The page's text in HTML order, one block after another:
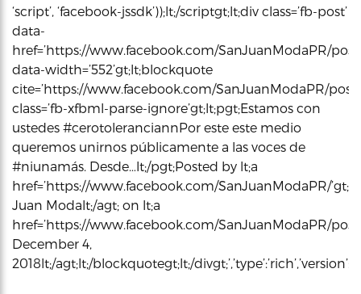
‘script’, ‘facebook-jssdk’));lt;/scriptgt;lt;div class=’fb-post’
data-
href=’https://www.facebook.com/SanJuanModaPR/
data-width=’552’gt;lt;blockquote
cite=’https://www.facebook.com/SanJuanModaPR/
class=’fb-xfbml-parse-ignore’gt;lt;pgt;Estamos con
ustedes #cerotoleranciannPor este este medio
queremos unirnos públicamente a las voces de
#niunamás. Desde…lt;/pgt;Posted by lt;a
href=’https://www.facebook.com/SanJuanModaPR/
Juan Modalt;/agt; on lt;a
href=’https://www.facebook.com/SanJuanModaPR/
December 4,
2018lt;/agt;lt;/blockquotegt;lt;/